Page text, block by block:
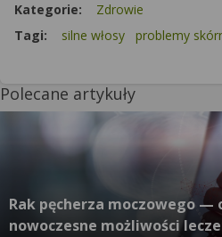
Kategorie:
Zdrowie
Tagi:
silne włosy problemy
Polecane artykuły
Rak pęcherza moczowego
nowoczesne możliwości